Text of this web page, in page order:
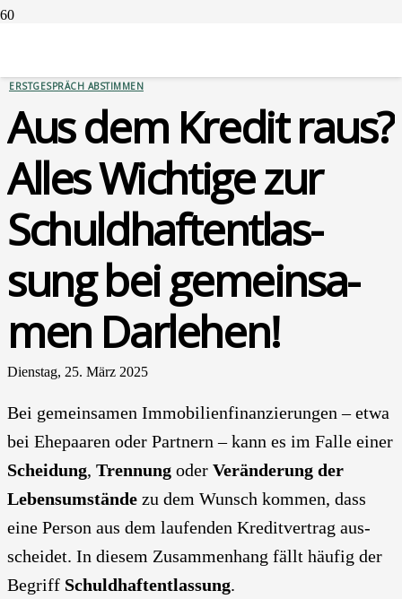
ERSTGESPRÄCH ABSTIMMEN
Aus dem Kre­dit raus?
Alles Wich­ti­ge zur
Schuld­haft­ent­las­
sung bei gemein­sa­
men Dar­le­hen!
Dienstag, 25. März 2025
Bei gemein­sa­men Immo­bi­li­en­fi­nan­zie­run­gen – etwa
bei Ehe­paa­ren oder Part­nern – kann es im Fal­le einer
Schei­dung, Tren­nung oder Ver­än­de­rung der
Lebens­um­stän­de zu dem Wunsch kom­men, dass
eine Per­son aus dem lau­fen­den Kre­dit­ver­trag aus­
schei­det. In die­sem Zusam­men­hang fällt häu­fig der
Begriff Schuld­haft­ent­las­sung.